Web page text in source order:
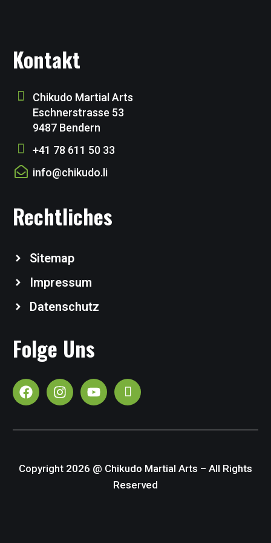
Kontakt
Chikudo Martial Arts
Eschnerstrasse 53
9487 Bendern
+41 78 611 50 33
info@chikudo.li
Rechtliches
Sitemap
Impressum
Datenschutz
Folge Uns
Copyright 2026 @ Chikudo Martial Arts – All Rights
Reserved